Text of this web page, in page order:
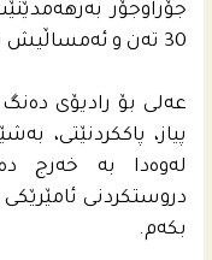
جۆراوجۆر
30 ته‌ن و ئه‌مساڵیش تائێستا 5 ته‌ن به‌رهه‌میان هه‌بوه‌.
عه‌لی بۆ رادیۆی
پیاز، پاككردنێتى،
له‌وه‌دا به‌ خه‌رج
دروستكردنى
بكه‌م.